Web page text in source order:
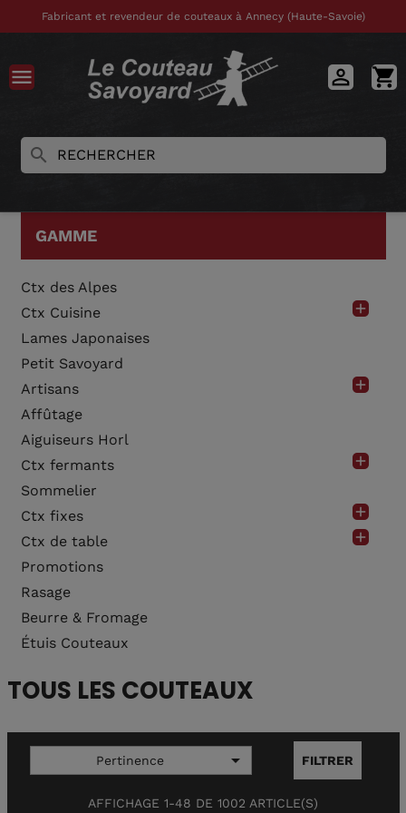
Fabricant et revendeur de couteaux à Annecy (Haute-Savoie)
 shopping_cart

search
GAMME
Ctx des Alpes
Ctx Cuisine

Lames Japonaises
Petit Savoyard
Artisans

Affûtage
Aiguiseurs Horl
Ctx fermants

Sommelier
Ctx fixes

Ctx de table 
Promotions
Rasage
Beurre & Fromage
Étuis Couteaux
TOUS LES COUTEAUX
Pertinence  FILTRER
AFFICHAGE 1-48 DE 1002 ARTICLE(S)